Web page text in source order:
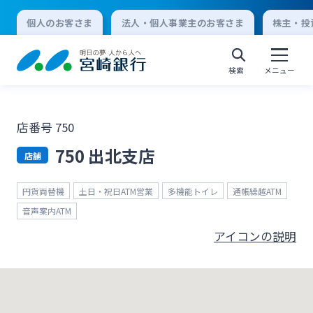
個人のお客さま 法人・個人事業主のお客さま 株主・
検索 メニュー
個人向けインターネットバンキング
ログオン
法人向けインターネットバンキング
店番号 750
店舗 750 出北支店
円貨両替機 土日・祝日ATM営業 多機能トイレ
通帳繰越ATM
音声案内ATM
アイコンの説明